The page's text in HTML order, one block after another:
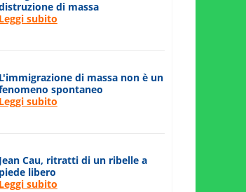
di massa
Leggi subito
L'immigrazione di massa non è un
spontaneo
Leggi subito
Jean Cau, ritratti di un ribelle a
piede libero
Leggi subito